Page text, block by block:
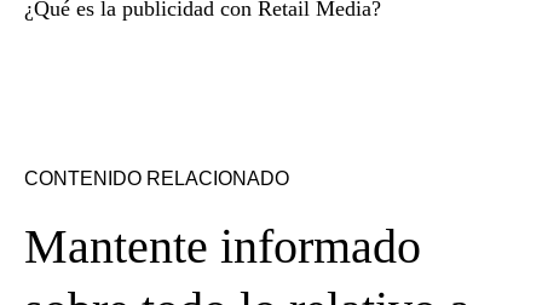
¿Qué es la publicidad con Retail Media?
CONTENIDO RELACIONADO
Mantente informado